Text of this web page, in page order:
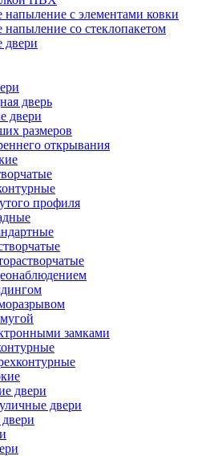
с элементами ковки
со стеклопакетом
двери
дверь
двери
размеров
открывания
профиля
замками
двери
двери